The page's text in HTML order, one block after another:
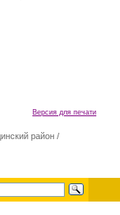
Версия для печати
район /